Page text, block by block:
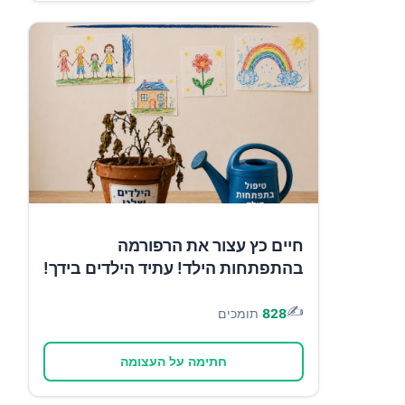
חיים כץ עצור את הרפורמה
בהתפתחות הילד! עתיד הילדים בידך!
✍️
828 תומכים
חתימה על העצומה